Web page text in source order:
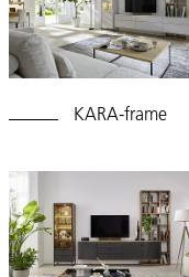
KARA-frame